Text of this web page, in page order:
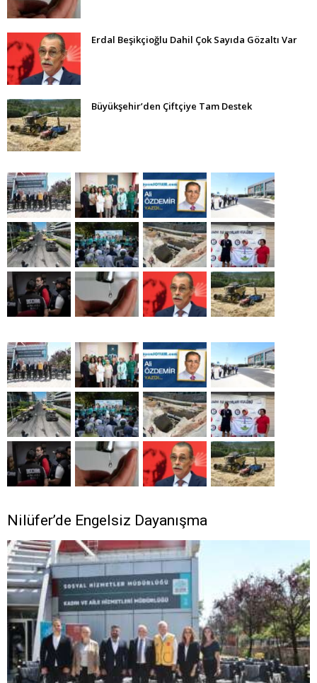
Erdal Beşikçioğlu Dahil Çok Sayıda Gözaltı Var
Büyükşehir’den Çiftçiye Tam Destek
Nilüfer’de Engelsiz Dayanışma